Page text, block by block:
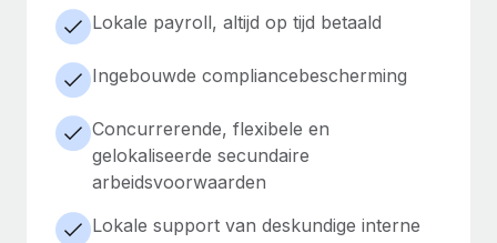
Lokale payroll, altijd op tijd betaald
Ingebouwde compliancebescherming
Concurrerende, flexibele en
gelokaliseerde secundaire
arbeidsvoorwaarden
Lokale support van deskundige interne